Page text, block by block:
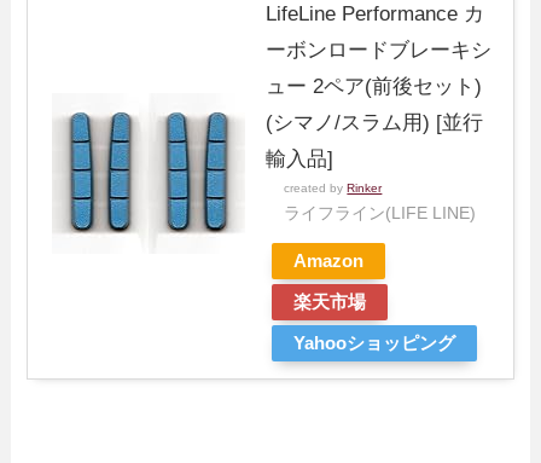
LifeLine Performance カ
ーボンロードブレーキシ
ュー 2ペア(前後セット)
(シマノ/スラム用) [並行
輸入品]
created byRinker
ライフライン(LIFE LINE)
Amazon
楽天市場
Yahooショッピング